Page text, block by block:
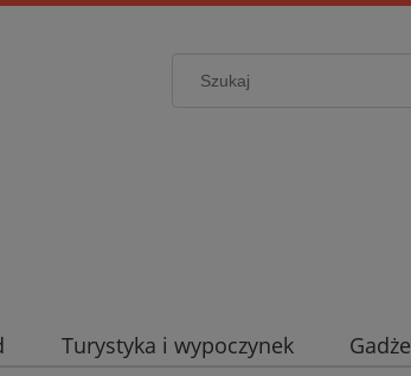
Turystyka i wypoczynek